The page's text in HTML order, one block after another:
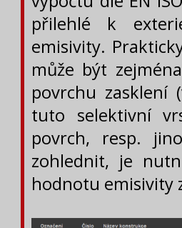
přilehlé k
emisivity.
může být
povrchu zasklení
tuto selektivní
povrch, resp.
zohlednit, je
hodnotu emisivity